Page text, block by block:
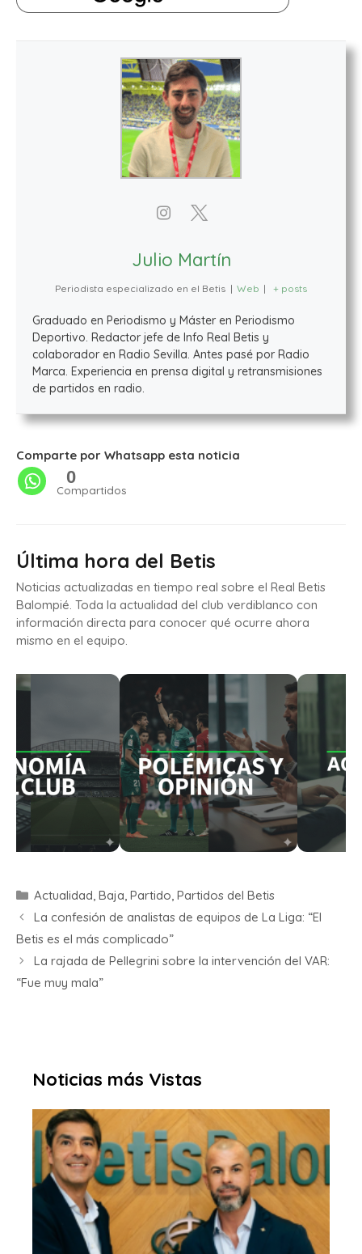
Julio Martín
Periodista especializado en el Betis | Web | + posts
Graduado en Periodismo y Máster en Periodismo
Deportivo. Redactor jefe de Info Real Betis y
colaborador en Radio Sevilla. Antes pasé por Radio
Marca. Experiencia en prensa digital y retransmisiones
de partidos en radio.
Comparte por Whatsapp esta noticia
0
Compartidos
Última hora del Betis
Noticias actualizadas en tiempo real sobre el Real Betis
Balompié. Toda la actualidad del club verdiblanco con
información directa para conocer qué ocurre ahora
mismo en el equipo.
Actualidad, Baja, Partido, Partidos del Betis
La confesión de analistas de equipos de La Liga: “El
Betis es el más complicado”
La rajada de Pellegrini sobre la intervención del VAR:
“Fue muy mala”
Noticias más Vistas